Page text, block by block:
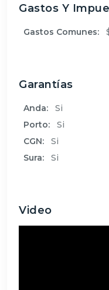
Gastos Y
Gastos Comunes:
Garantías
Anda:
Si
Porto:
Si
CGN:
Si
Sura:
Si
Video